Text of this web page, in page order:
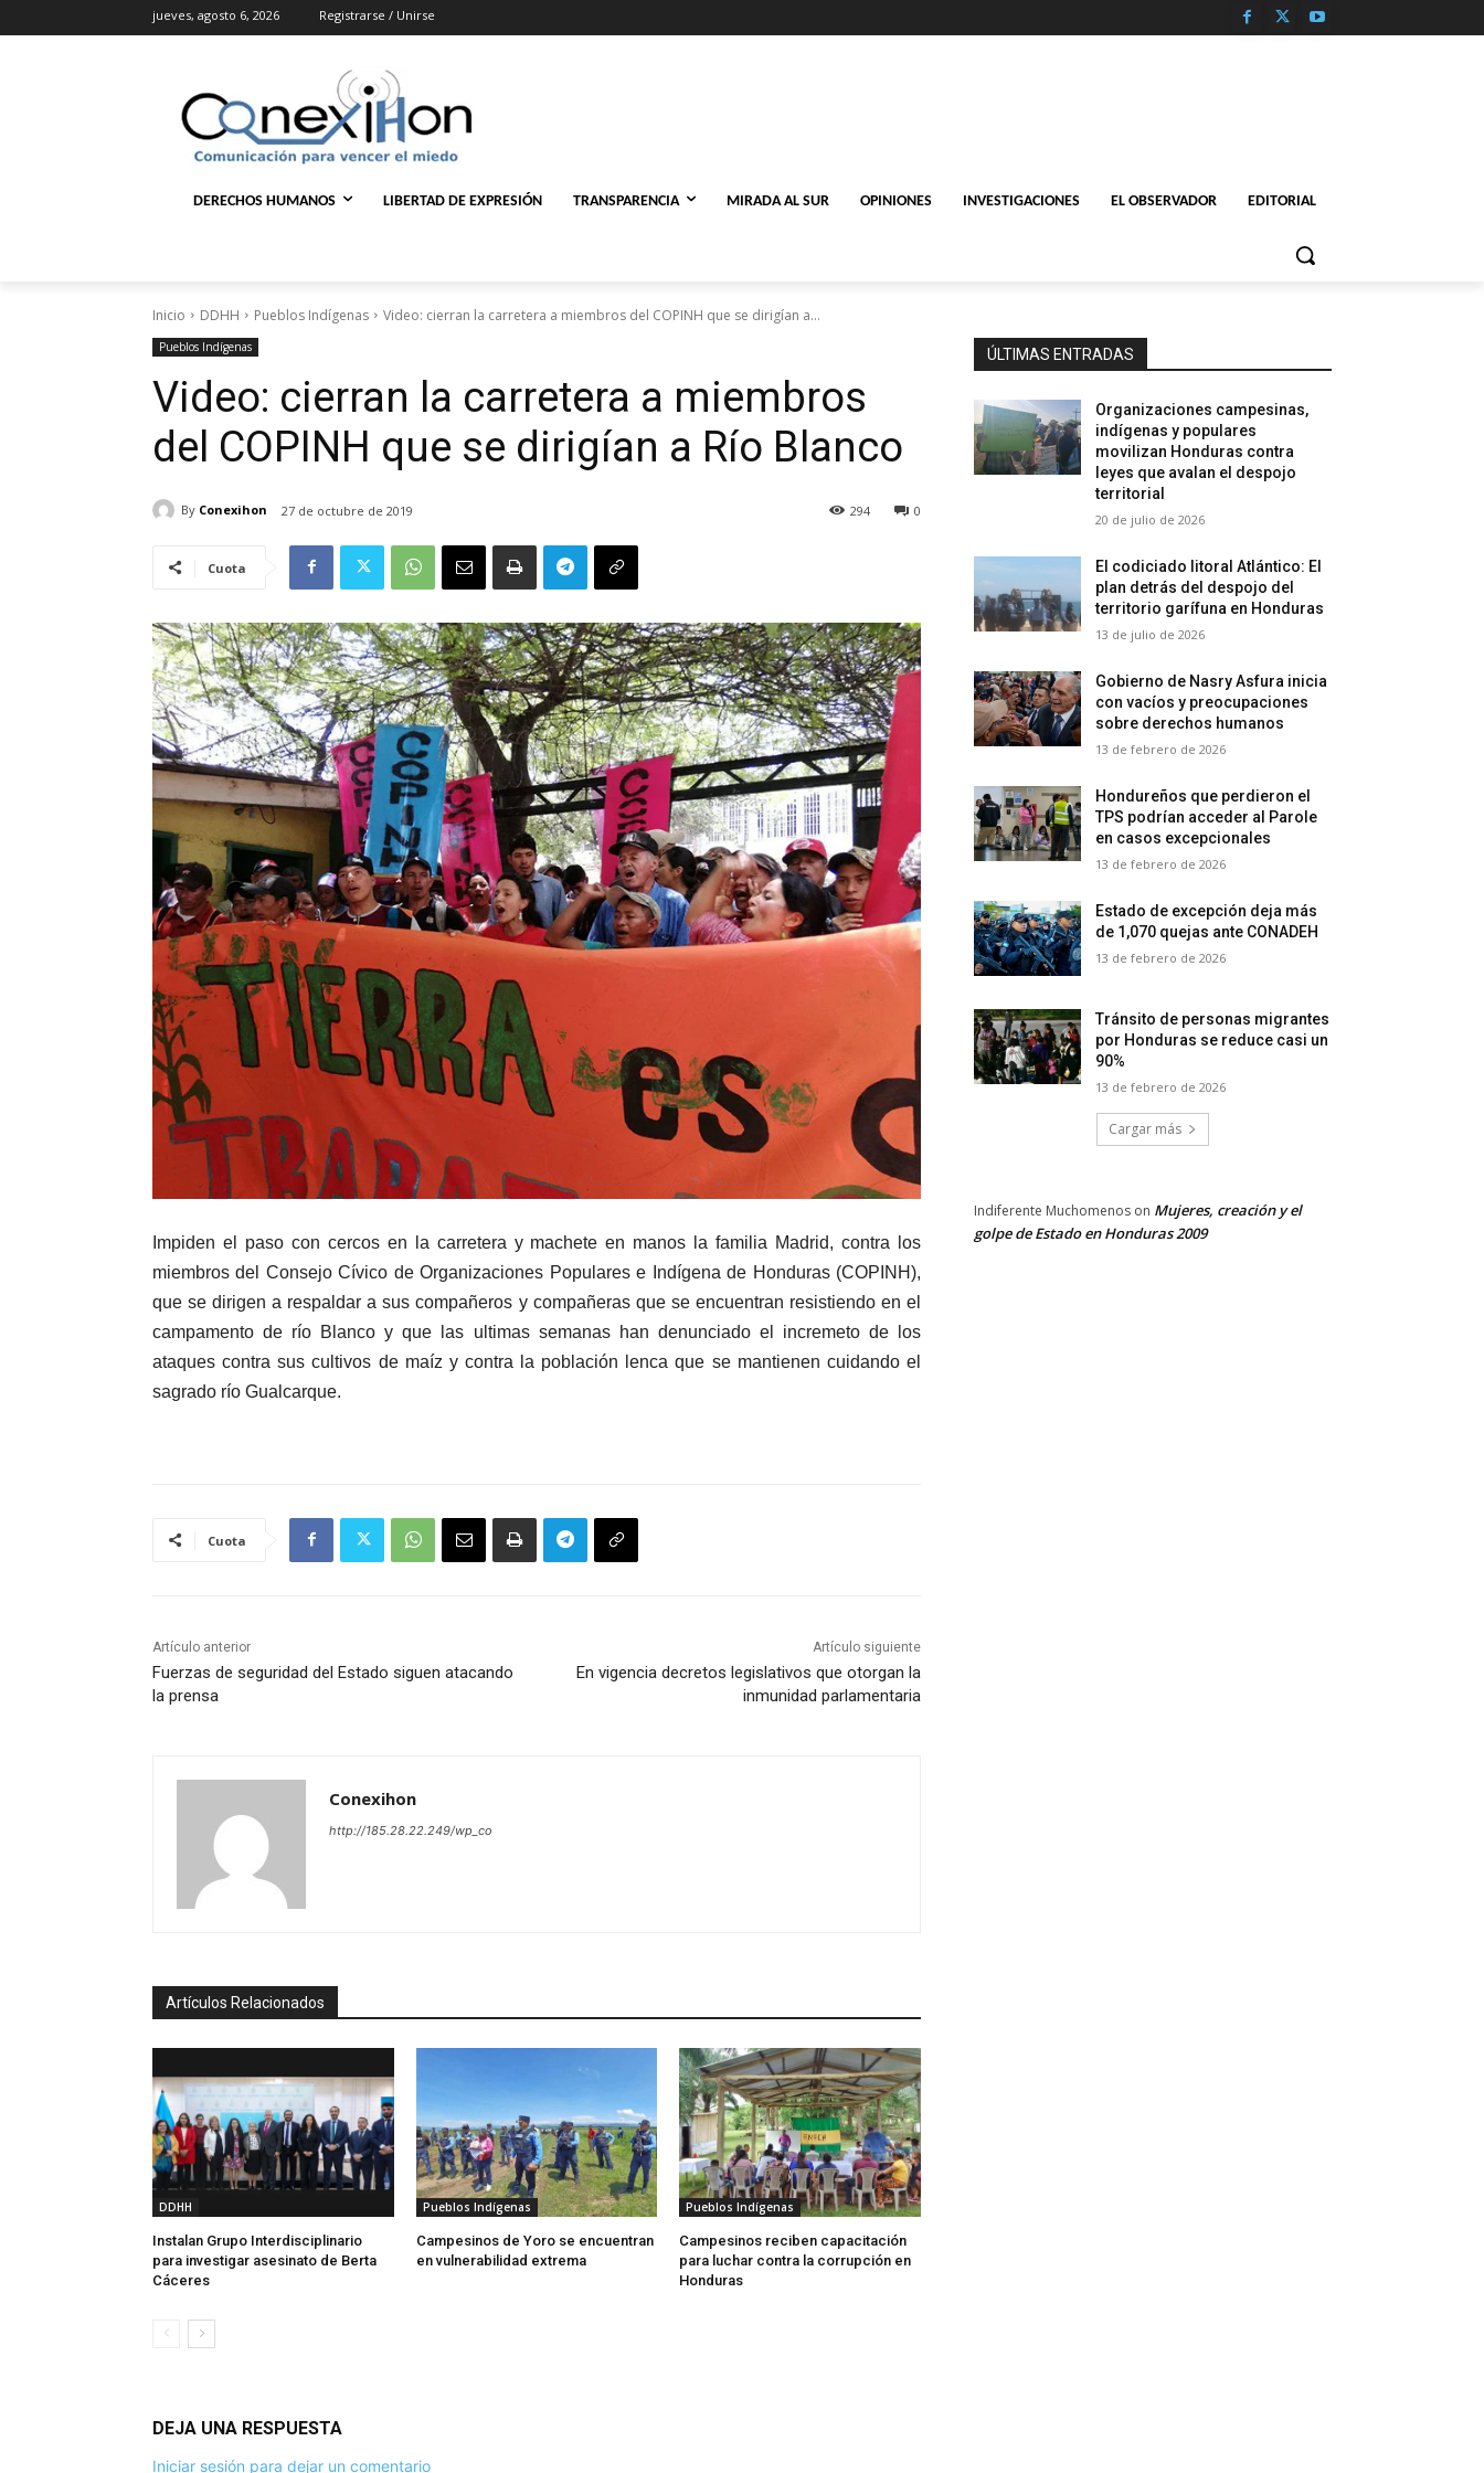
jueves, agosto 6, 2026 Registrarse / Unirse
DERECHOS HUMANOS LIBERTAD DE EXPRESIÓN TRANSPARENCIA MIRADA AL SUR OPINIONES INVESTIGACIONES EL OBSERVADOR EDITORIAL
Inicio DDHH Pueblos Indígenas Video: cierran la carretera a miembros del COPINH que se dirigían a...
Pueblos Indígenas
Video: cierran la carretera a miembros
del COPINH que se dirigían a Río Blanco
By Conexihon 27 de octubre de 2019 0
294
Cuota
Impiden el paso con cercos en la carretera y machete en manos la familia Madrid, contra los
miembros del Consejo Cívico de Organizaciones Populares e Indígena de Honduras (COPINH),
que se dirigen a respaldar a sus compañeros y compañeras que se encuentran resistiendo en el
campamento de río Blanco y que las ultimas semanas han denunciado el incremeto de los
ataques contra sus cultivos de maíz y contra la población lenca que se mantienen cuidando el
sagrado río Gualcarque.
Cuota
Artículo anterior
Fuerzas de seguridad del Estado siguen atacando
la prensa
Artículo siguiente
En vigencia decretos legislativos que otorgan la
inmunidad parlamentaria
Conexihon
http://185.28.22.249/wp_co
Artículos Relacionados
DDHH
Instalan Grupo Interdisciplinario
para investigar asesinato de Berta
Cáceres
Pueblos Indígenas
Campesinos de Yoro se encuentran
en vulnerabilidad extrema
Pueblos Indígenas
Campesinos reciben capacitación
para luchar contra la corrupción en
Honduras
DEJA UNA RESPUESTA
Iniciar sesión para dejar un comentario
ÚLTIMAS ENTRADAS
Organizaciones campesinas,
indígenas y populares
movilizan Honduras contra
leyes que avalan el despojo
territorial
20 de julio de 2026
El codiciado litoral Atlántico: El
plan detrás del despojo del
territorio garífuna en Honduras
13 de julio de 2026
Gobierno de Nasry Asfura inicia
con vacíos y preocupaciones
sobre derechos humanos
13 de febrero de 2026
Hondureños que perdieron el
TPS podrían acceder al Parole
en casos excepcionales
13 de febrero de 2026
Estado de excepción deja más
de 1,070 quejas ante CONADEH
13 de febrero de 2026
Tránsito de personas migrantes
por Honduras se reduce casi un
90%
13 de febrero de 2026
Cargar más
Indiferente Muchomenos on Mujeres, creación y el
golpe de Estado en Honduras 2009